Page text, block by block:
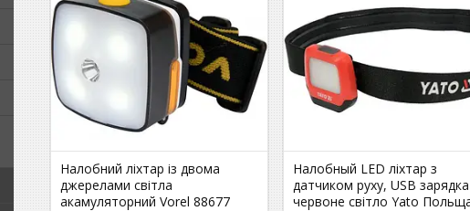
Налобний ліхтар із двома
джерелами світла
акамуляторний Vorel 88677
Налобный LED ліхтар з
датчиком руху, USB зарядка
червоне світло Yato